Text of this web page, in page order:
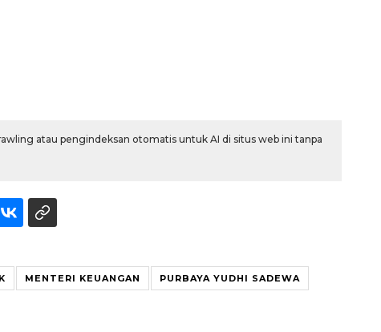
atau pengindeksan otomatis untuk AI di situs web ini tanpa
MENTERI KEUANGAN PURBAYA YUDHI SADEWA
Awas penipuan berbasis AI